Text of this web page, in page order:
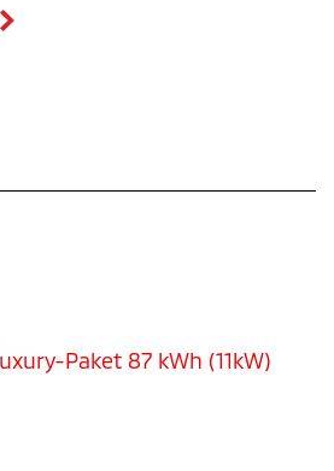
Paket 87 kWh (11kW)